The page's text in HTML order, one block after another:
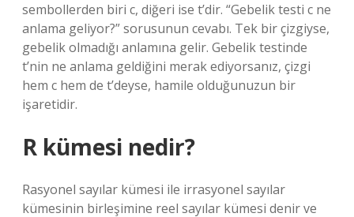
sembollerden biri c, diğeri ise t’dir. “Gebelik testi c ne
anlama geliyor?” sorusunun cevabı. Tek bir çizgiyse,
gebelik olmadığı anlamına gelir. Gebelik testinde
t’nin ne anlama geldiğini merak ediyorsanız, çizgi
hem c hem de t’deyse, hamile olduğunuzun bir
işaretidir.
R kümesi nedir?
Rasyonel sayılar kümesi ile irrasyonel sayılar
kümesinin birleşimine reel sayılar kümesi denir ve